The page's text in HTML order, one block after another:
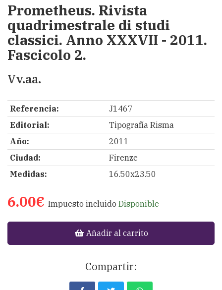
Prometheus. Rivista
quadrimestrale di studi
classici. Anno XXXVII - 2011.
Fascicolo 2.
Vv.aa.
Referencia:
J1467
Editorial:
Tipografía Risma
Año:
2011
Ciudad:
Firenze
Medidas:
16.50x23.50
6.00€ Impuesto incluido Disponible
Añadir al carrito
Compartir: